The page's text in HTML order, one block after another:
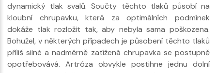
dynamický tlak svalů. Součty těchto tlaků působí na
kloubní chrupavku, která za optimálních podmínek
dokáže tlak rozložit tak, aby nebyla sama poškozena.
Bohužel, v některých případech je působení těchto tlaků
příliš silné a nadměrně zatížená chrupavka se postupně
opotřebovává. Artróza obvykle postihne jednu dolní